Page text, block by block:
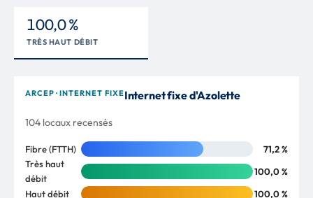
100,0 %
TRÈS HAUT DÉBIT
ARCEP · INTERNET FIXEInternet fixe d'Azolette
104 locaux recensés
Fibre (FTTH)
71,2 %
Très haut
débit
100,0 %
Haut débit
100,0 %